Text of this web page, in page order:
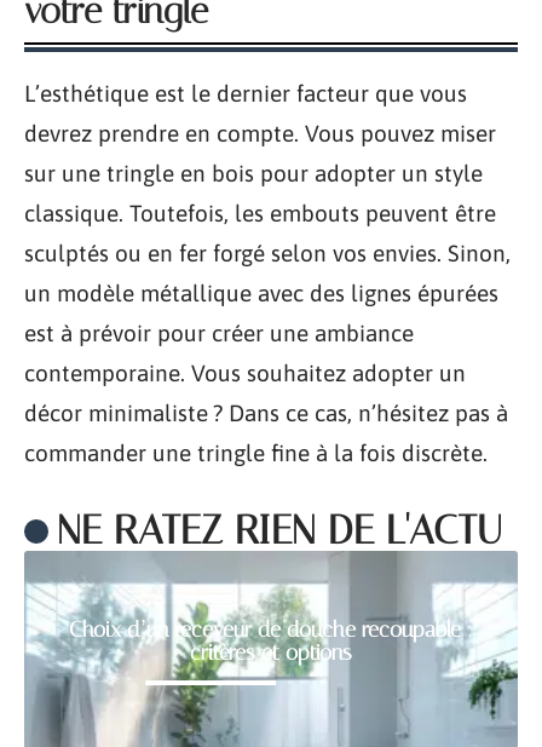
votre tringle
L’esthétique est le dernier facteur que vous
devrez prendre en compte. Vous pouvez miser
sur une tringle en bois pour adopter un style
classique. Toutefois, les embouts peuvent être
sculptés ou en fer forgé selon vos envies. Sinon,
un modèle métallique avec des lignes épurées
est à prévoir pour créer une ambiance
contemporaine. Vous souhaitez adopter un
décor minimaliste ? Dans ce cas, n’hésitez pas à
commander une tringle fine à la fois discrète.
NE RATEZ RIEN DE L'ACTU
Choix d’un receveur de douche recoupable :
critères et options